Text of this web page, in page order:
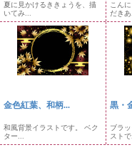
夏に見かけるききょうを、描
いてみ...
こん
だき
金色紅葉、和柄...
和風背景イラストです。 ベク
ター...
黒・
ブラ
スト